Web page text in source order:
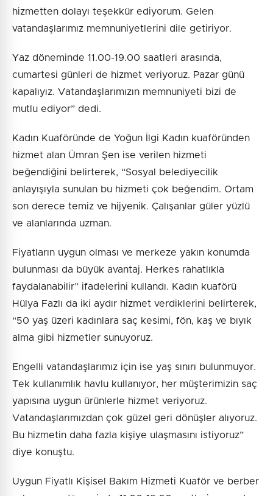
hizmetten dolayı teşekkür ediyorum. Gelen
vatandaşlarımız memnuniyetlerini dile getiriyor.
Yaz döneminde 11.00-19.00 saatleri arasında,
cumartesi günleri de hizmet veriyoruz. Pazar günü
kapalıyız. Vatandaşlarımızın memnuniyeti bizi de
mutlu ediyor” dedi.
Kadın Kuaföründe de Yoğun İlgi Kadın kuaföründen
hizmet alan Ümran Şen ise verilen hizmeti
beğendiğini belirterek, “Sosyal belediyecilik
anlayışıyla sunulan bu hizmeti çok beğendim. Ortam
son derece temiz ve hijyenik. Çalışanlar güler yüzlü
ve alanlarında uzman.
Fiyatların uygun olması ve merkeze yakın konumda
bulunması da büyük avantaj. Herkes rahatlıkla
faydalanabilir” ifadelerini kullandı. Kadın kuaförü
Hülya Fazlı da iki aydır hizmet verdiklerini belirterek,
“50 yaş üzeri kadınlara saç kesimi, fön, kaş ve bıyık
alma gibi hizmetler sunuyoruz.
Engelli vatandaşlarımız için ise yaş sınırı bulunmuyor.
Tek kullanımlık havlu kullanıyor, her müşterimizin saç
yapısına uygun ürünlerle hizmet veriyoruz.
Vatandaşlarımızdan çok güzel geri dönüşler alıyoruz.
Bu hizmetin daha fazla kişiye ulaşmasını istiyoruz”
diye konuştu.
Uygun Fiyatlı Kişisel Bakım Hizmeti Kuaför ve berber